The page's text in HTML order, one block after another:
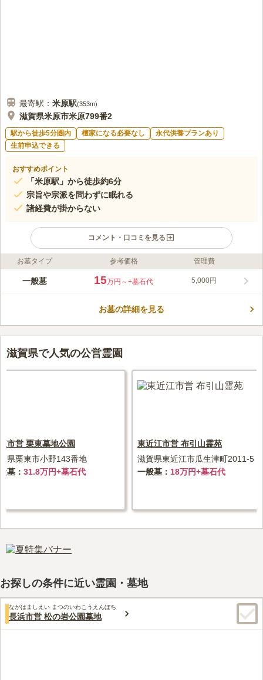
最寄駅： 米原駅(353m)
滋賀県米原市米原799番2
駅から徒歩5分圏内 檀家になる必要なし
永代供養プランあり
生前申込できる
おすすめポイント
「米原駅」から徒歩約6分
宗旨や宗派を問わずに眠れる
諸経費が掛からない
コメント・口コミを見る
ライフドット編集部のコメント
真宗大谷派の善行寺のお墓です。 通路幅が1.2mあるゆとりある
す。 駐車場を完備しており、陸自動車道「米原インター」から
口コミ評価
この霊園はまだ誰からも評価されていません。
お墓タイプ 参考価格 管理費
一般墓 15万円～+墓石代 5,000円
お墓の詳細を見る
滋賀県で人気の公営霊園
市営 栗東墓地公園
県栗東市小野143番地
墓
31.8万円+墓石代
東近江市営 布引山霊苑
滋賀県東近江市瓜生津町2011-5
一般墓
18万円+墓石代
お探しの条件に近い霊園・墓地
ながはましえい まつのいわこうえんぼち
長浜市営 松の岩公園墓地